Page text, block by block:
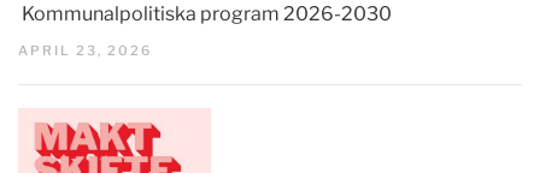
Kommunalpolitiska program 2026-2030
APRIL 23, 2026